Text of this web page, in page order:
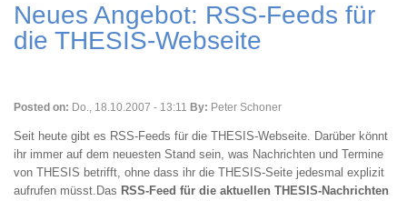
Neues Angebot: RSS-Feeds für
die THESIS-Webseite
Posted on: Do., 18.10.2007 - 13:11 By: Peter Schoner
Seit heute gibt es RSS-Feeds für die THESIS-Webseite. Darüber könnt
ihr immer auf dem neuesten Stand sein, was Nachrichten und Termine
von THESIS betrifft, ohne dass ihr die THESIS-Seite jedesmal explizit
aufrufen müsst.Das RSS-Feed für die aktuellen THESIS-Nachrichten